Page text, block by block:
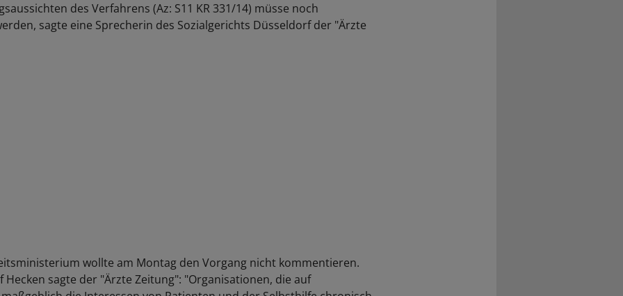
des Verfahrens (Az: S11 KR 331/14) müsse noch
sagte eine Sprecherin des Sozialgerichts Düsseldorf der "Ärzte
wollte am Montag den Vorgang nicht kommentieren.
Hecken sagte der "Ärzte Zeitung": "Organisationen, die auf